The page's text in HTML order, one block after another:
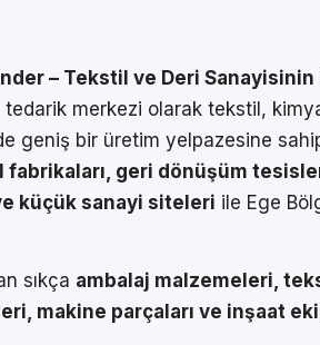
– Tekstil ve Deri
merkezi olarak tekstil,
geniş bir üretim yelpazesine
geri dönüşüm
küçük sanayi siteleri ile Ege
sıkça ambalaj malzemeleri,
makine parçaları ve inşaat